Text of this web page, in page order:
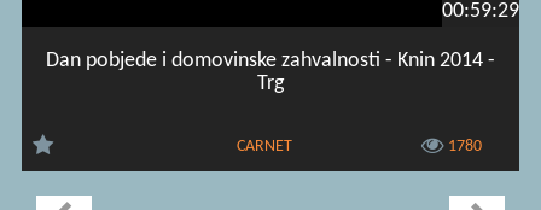
00:59:29
Dan pobjede i domovinske zahvalnosti - Knin 2014 -
Trg
CARNET 1780